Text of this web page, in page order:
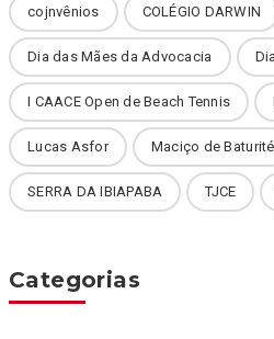
cojnvênios COLÉGIO DARWIN
Dia das Mães da Advocacia
I CAACE Open de Beach Tennis
Lucas Asfor Maciço de Baturité
SERRA DA IBIAPABA TJCE
Categorias